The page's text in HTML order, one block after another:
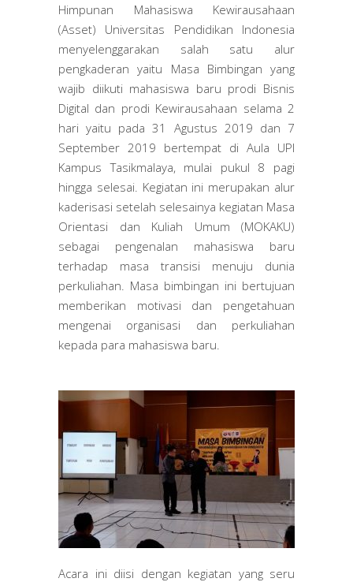
Himpunan Mahasiswa Kewirausahaan
(Asset) Universitas Pendidikan Indonesia
menyelenggarakan salah satu alur
pengkaderan yaitu Masa Bimbingan yang
wajib diikuti mahasiswa baru prodi Bisnis
Digital dan prodi Kewirausahaan selama 2
hari yaitu pada 31 Agustus 2019 dan 7
September 2019 bertempat di Aula UPI
Kampus Tasikmalaya, mulai pukul 8 pagi
hingga selesai. Kegiatan ini merupakan alur
kaderisasi setelah selesainya kegiatan Masa
Orientasi dan Kuliah Umum (MOKAKU)
sebagai pengenalan mahasiswa baru
terhadap masa transisi menuju dunia
perkuliahan. Masa bimbingan ini bertujuan
memberikan motivasi dan pengetahuan
mengenai organisasi dan perkuliahan
kepada para mahasiswa baru.
Acara ini diisi dengan kegiatan yang seru